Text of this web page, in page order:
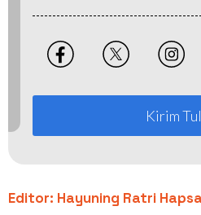
Kirim
Editor: Hayuning Ratri